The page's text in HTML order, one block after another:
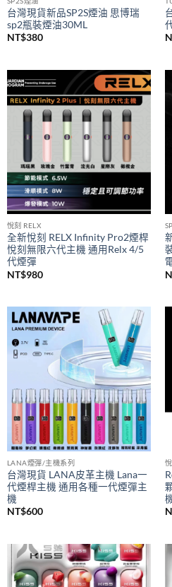
台灣現貨新品SP2S煙油 思博瑞
sp2瓶裝煙油30ML
NT$380
悅刻 RELX
全新悅刻 RELX Infinity Pro2煙桿
悅刻無限六代主機 通用Relx 4/5
代煙彈
NT$980
LANA煙彈/主機系列
台灣現貨 LANA皮革主機 Lana一
代煙桿主機 通用各種一代煙彈主
機
NT$600